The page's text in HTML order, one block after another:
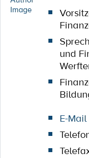
und
E-Mail